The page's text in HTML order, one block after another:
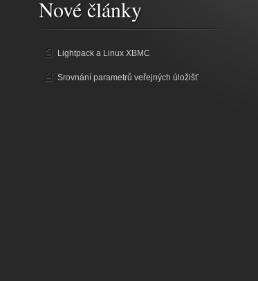
Nové články
Lightpack a Linux XBMC
Srovnání parametrů veřejných úložišť